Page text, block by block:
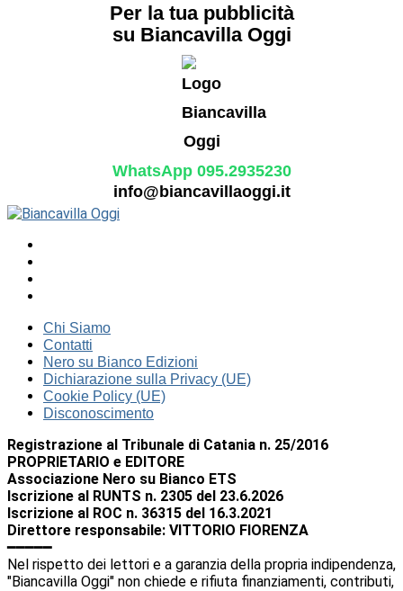
Per la tua pubblicità
su Biancavilla Oggi
WhatsApp 095.2935230
info@biancavillaoggi.it
Chi Siamo
Contatti
Nero su Bianco Edizioni
Dichiarazione sulla Privacy (UE)
Cookie Policy (UE)
Disconoscimento
Registrazione al Tribunale di Catania n. 25/2016
PROPRIETARIO e EDITORE
Associazione Nero su Bianco ETS
Iscrizione al RUNTS n. 2305 del 23.6.2026
Iscrizione al ROC n. 36315 del 16.3.2021
Direttore responsabile: VITTORIO FIORENZA
━━━━━
Nel rispetto dei lettori e a garanzia della propria indipendenza,
"Biancavilla Oggi" non chiede e rifiuta finanziamenti, contributi,